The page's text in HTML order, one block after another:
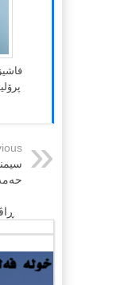
ڕاڤەیتر2: